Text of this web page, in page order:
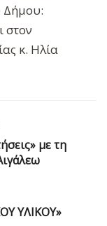
Δήμου:
στον
κ. Ηλία
με τη
ΥΛΙΚΟΥ»